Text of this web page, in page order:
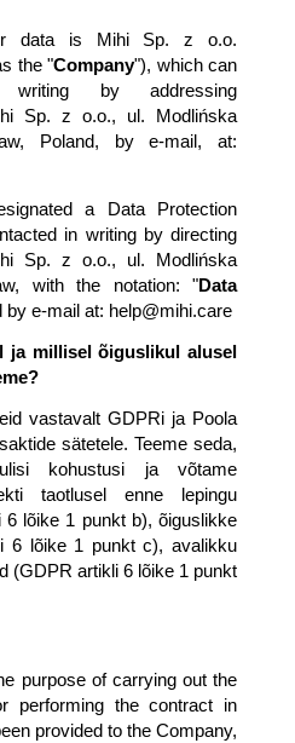
data is Mihi Sp. z o.o.
the "Company"), which can
by addressing
Sp. z o.o., ul. Modlińska
a Data Protection
in writing by directing
Sp. z o.o., ul. Modlińska
with the notation: "Data
by e-mail at: help@mihi.care
ja millisel õiguslikul alusel
vastavalt GDPRi ja Poola
sätetele. Teeme seda,
kohustusi ja võtame
taotlusel enne lepingu
lõike 1 punkt b), õiguslikke
6 lõike 1 punkt c), avalikku
(GDPR artikli 6 lõike 1 punkt
purpose of carrying out the
performing the contract in
provided to the Company,